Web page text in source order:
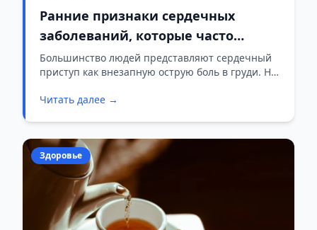
Ранние признаки сердечных
заболеваний, которые часто
остаются незамеченными
Большинство людей представляют сердечный
приступ как внезапную острую боль в груди. Но
тихими и незаметными. Сердечные
неожиданных местах.
Читать далее →
Здоровье